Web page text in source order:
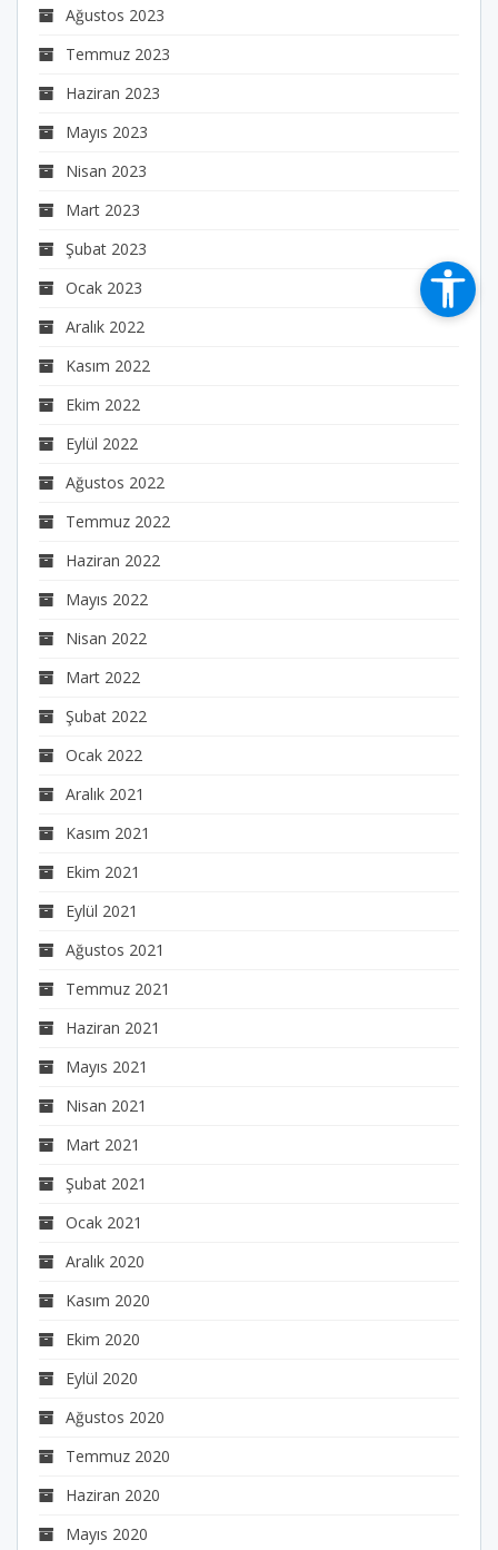
Ağustos 2023
Temmuz 2023
Haziran 2023
Mayıs 2023
Nisan 2023
Mart 2023
Şubat 2023
Ocak 2023
Aralık 2022
Kasım 2022
Ekim 2022
Eylül 2022
Ağustos 2022
Temmuz 2022
Haziran 2022
Mayıs 2022
Nisan 2022
Mart 2022
Şubat 2022
Ocak 2022
Aralık 2021
Kasım 2021
Ekim 2021
Eylül 2021
Ağustos 2021
Temmuz 2021
Haziran 2021
Mayıs 2021
Nisan 2021
Mart 2021
Şubat 2021
Ocak 2021
Aralık 2020
Kasım 2020
Ekim 2020
Eylül 2020
Ağustos 2020
Temmuz 2020
Haziran 2020
Mayıs 2020